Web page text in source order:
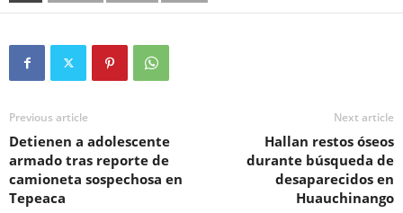
Previous article
Detienen a adolescente
armado tras reporte de
camioneta sospechosa en
Tepeaca
Next article
Hallan restos óseos
durante búsqueda de
desaparecidos en
Huauchinango